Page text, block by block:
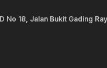
No 18, Jalan Bukit Gading